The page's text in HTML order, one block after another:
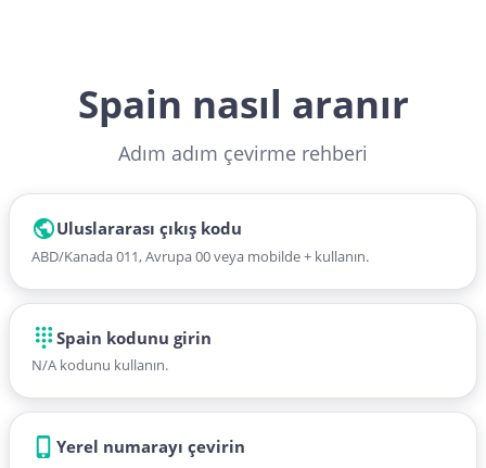
Spain nasıl aranır
Adım adım çevirme rehberi
Uluslararası çıkış kodu
ABD/Kanada 011, Avrupa 00 veya mobilde + kullanın.
Spain kodunu girin
N/A kodunu kullanın.
Yerel numarayı çevirin